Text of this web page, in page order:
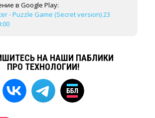
в Google Play:
- Puzzle Game (Secret version) 23
НА НАШИ ПАБЛИКИ
ПРО ТЕХНОЛОГИИ!